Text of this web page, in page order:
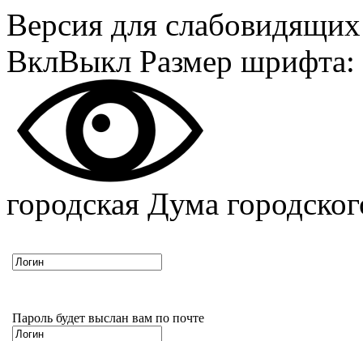
Версия для
ВклВыкл Размер шрифта:
городская Дума
Пароль будет выслан вам по почте